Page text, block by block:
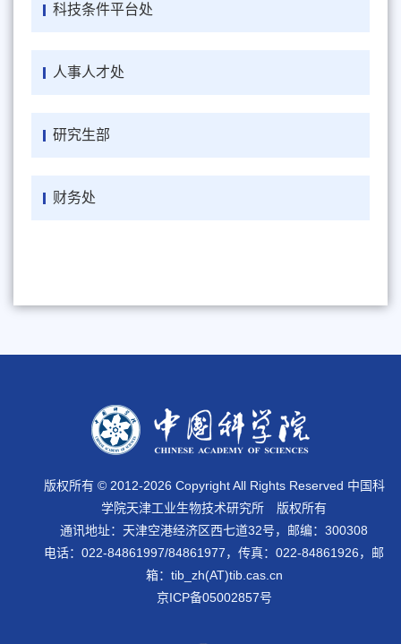
科技条件平台处
人事人才处
研究生部
财务处
版权所有 © 2012-2026 Copyright All Rights Reserved 中国科
学院天津工业生物技术研究所 版权所有
通讯地址：天津空港经济区西七道32号，邮编：300308
电话：022-84861997/84861977，传真：022-84861926，邮
箱：tib_zh(AT)tib.cas.cn
京ICP备05002857号